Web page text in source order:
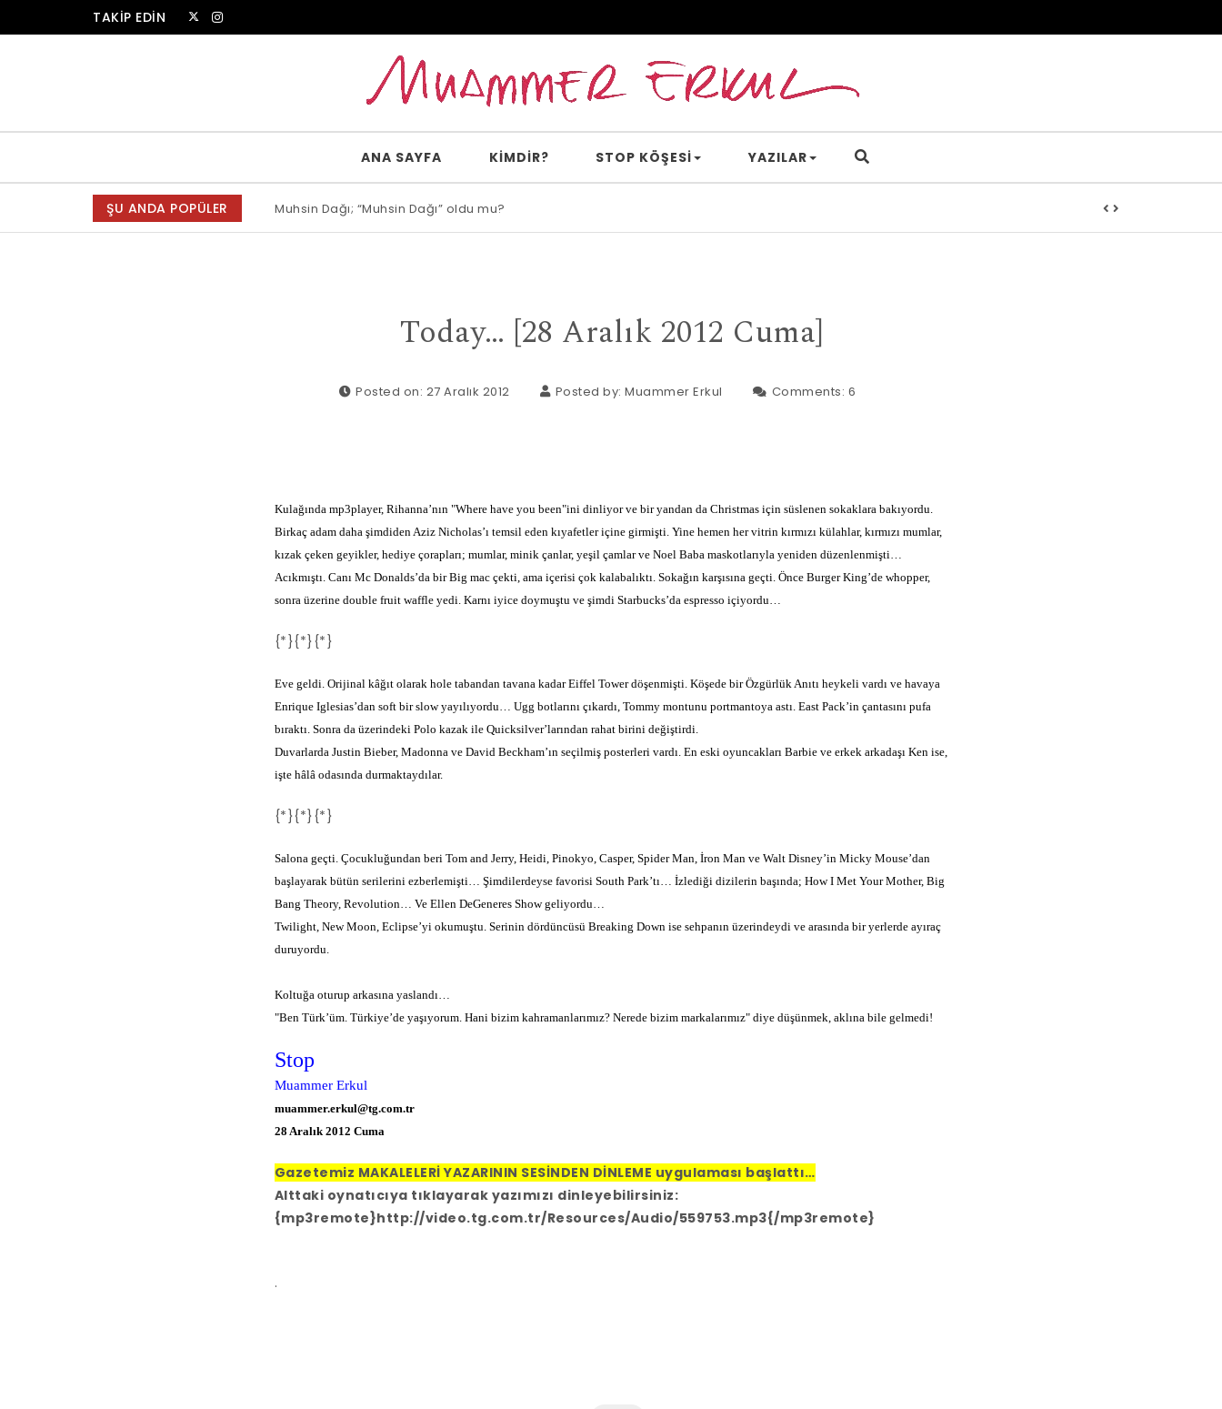
Skip to contentTAKİP EDİN
ANA SAYFA KİMDİR? STOP KÖŞESI YAZILAR
ŞU ANDA POPÜLER Muhsin Dağı; “Muhsin Dağı” oldu mu?
Allah bir, dese sözüne inanır mısın?
Today… [28 Aralık 2012 Cuma]
Posted on: 27 Aralık 2012 Posted by:Muammer Erkul Comments: 6
Kulağında mp3player, Rihanna’nın "Where have you been"ini dinliyor ve bir yandan da Christmas için süslenen sokaklara bakıyordu.
Birkaç adam daha şimdiden Aziz Nicholas’ı temsil eden kıyafetler içine girmişti. Yine hemen her vitrin kırmızı külahlar, kırmızı mumlar,
kızak çeken geyikler, hediye çorapları; mumlar, minik çanlar, yeşil çamlar ve Noel Baba maskotlarıyla yeniden düzenlenmişti…
Acıkmıştı. Canı Mc Donalds’da bir Big mac çekti, ama içerisi çok kalabalıktı. Sokağın karşısına geçti. Önce Burger King’de whopper,
sonra üzerine double fruit waffle yedi. Karnı iyice doymuştu ve şimdi Starbucks’da espresso içiyordu…
{*}{*}{*}
Eve geldi. Orijinal kâğıt olarak hole tabandan tavana kadar Eiffel Tower döşenmişti. Köşede bir Özgürlük Anıtı heykeli vardı ve havaya
Enrique Iglesias’dan soft bir slow yayılıyordu… Ugg botlarını çıkardı, Tommy montunu portmantoya astı. East Pack’in çantasını pufa
bıraktı. Sonra da üzerindeki Polo kazak ile Quicksilver’larından rahat birini değiştirdi.
Duvarlarda Justin Bieber, Madonna ve David Beckham’ın seçilmiş posterleri vardı. En eski oyuncakları Barbie ve erkek arkadaşı Ken ise,
işte hâlâ odasında durmaktaydılar.
{*}{*}{*}
Salona geçti. Çocukluğundan beri Tom and Jerry, Heidi, Pinokyo, Casper, Spider Man, İron Man ve Walt Disney’in Micky Mouse’dan
başlayarak bütün serilerini ezberlemişti… Şimdilerdeyse favorisi South Park’tı… İzlediği dizilerin başında; How I Met Your Mother, Big
Bang Theory, Revolution… Ve Ellen DeGeneres Show geliyordu…
Twilight, New Moon, Eclipse’yi okumuştu. Serinin dördüncüsü Breaking Down ise sehpanın üzerindeydi ve arasında bir yerlerde ayıraç
duruyordu.
Koltuğa oturup arkasına yaslandı…
"Ben Türk’üm. Türkiye’de yaşıyorum. Hani bizim kahramanlarımız? Nerede bizim markalarımız" diye düşünmek, aklına bile gelmedi!
Stop
Muammer Erkul
muammer.erkul@tg.com.tr
28 Aralık 2012 Cuma
Gazetemiz MAKALELERİ YAZARININ SESİNDEN DİNLEME uygulaması başlattı…
Alttaki oynatıcıya tıklayarak yazımızı dinleyebilirsiniz:
{mp3remote}http://video.tg.com.tr/Resources/Audio/559753.mp3{/mp3remote}
.